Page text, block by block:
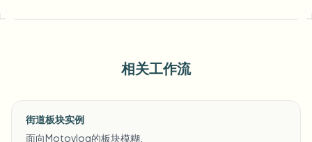
相关工作流
街道板块实例
面向Motovlog的板块模糊.